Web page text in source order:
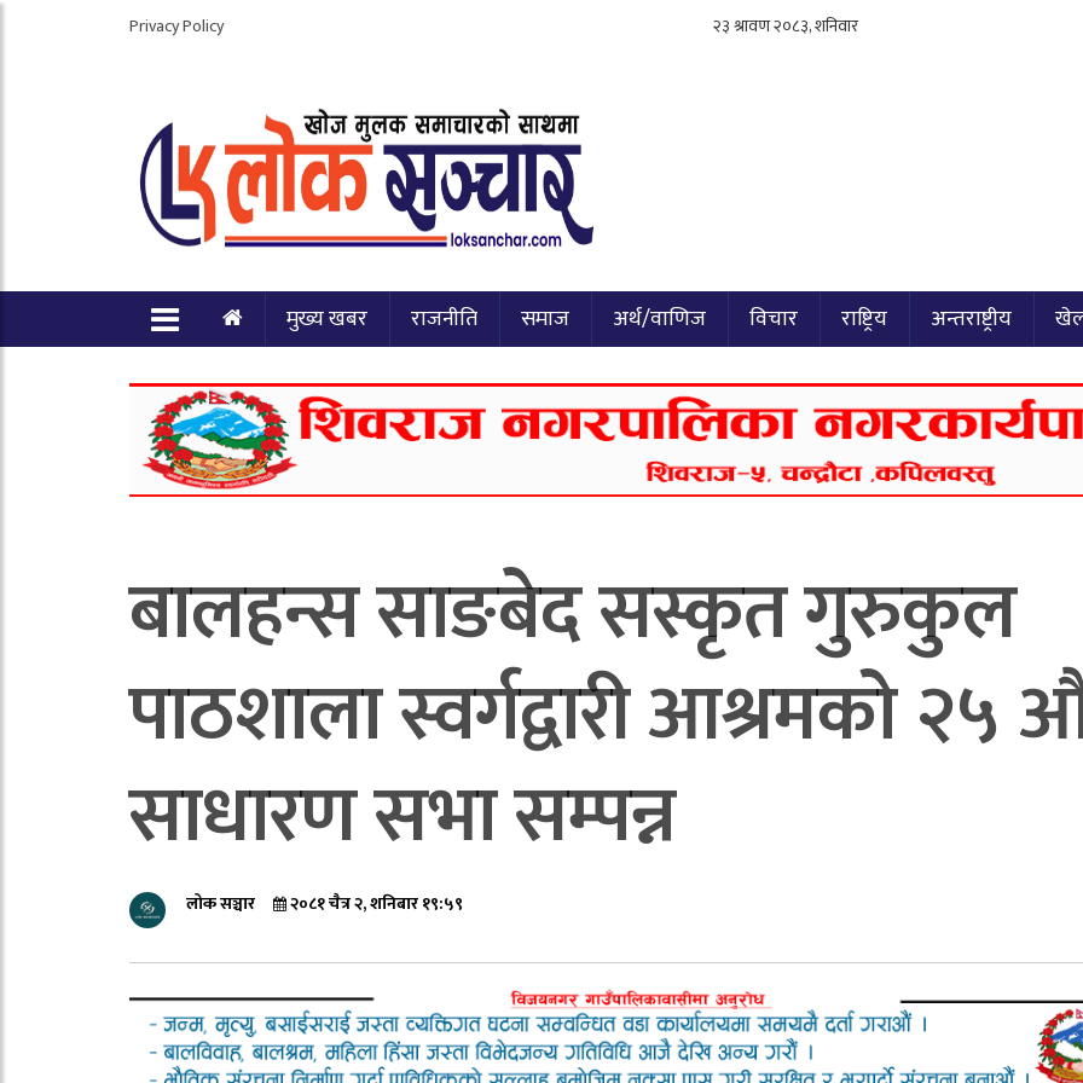
Privacy Policy
मुख्य खबर राजनीति समाज अर्थ/वाणिज विचार राष्ट्रिय अन्तराष्ट्रीय
बालहन्स साङबेद सस्कृत गुरुकुल
पाठशाला स्वर्गद्वारी आश्रमको २५
साधारण सभा सम्पन्न
लोक सञ्चार २०८१ चैत्र २, शनिबार १९:५९